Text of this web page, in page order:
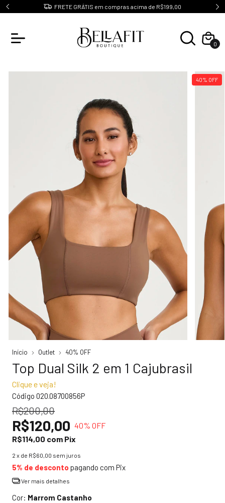
Ganhe 10% de cashback em todas as compras
0
40% OFF
Início Outlet 40% OFF
Top Dual Silk 2 em 1 Cajubrasil
Clique e veja!
Código 020.08700856P
R$200,00
R$120,00 40% OFF
R$114,00 com Pix
2 x de R$60,00 sem juros
5% de desconto pagando com Pix
Ver mais detalhes
Cor: Marrom Castanho